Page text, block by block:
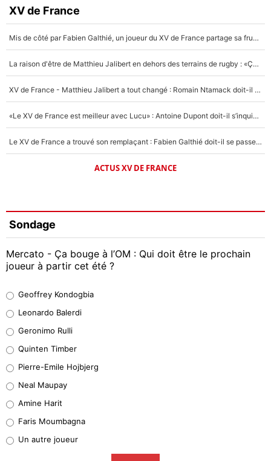
XV de France
Mis de côté par Fabien Galthié, un joueur du XV de France partage sa frustration : «ils ne me l’ont pas dit tout de suite»
La raison d'être de Matthieu Jalibert en dehors des terrains de rugby : «Ça m'atteint autant que si tu touches à un membre de ma famille»
XV de France - Matthieu Jalibert a tout changé : Romain Ntamack doit-il s’inquiéter pour sa place à un an de la Coupe du monde ?
«Le XV de France est meilleur avec Lucu» : Antoine Dupont doit-il s’inquiéter pour sa place ?
Le XV de France a trouvé son remplaçant : Fabien Galthié doit-il se passer d'Antoine Dupont ?
ACTUS XV DE FRANCE
Sondage
Mercato - Ça bouge à l’OM : Qui doit être le prochain
joueur à partir cet été ?
38%
32%
5%
1%
9%
Geoffrey Kondogbia
Leonardo Balerdi
Geronimo Rulli
Quinten Timber
Pierre-Emile Hojbjerg
Neal Maupay
Amine Harit
Faris Moumbagna
Un autre joueur